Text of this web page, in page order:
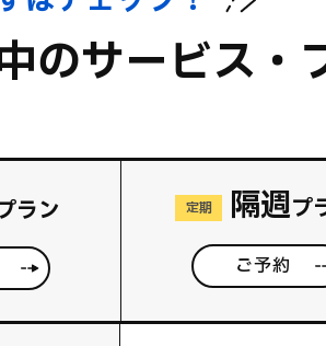
のサービス・
ラン 定期 隔週プ
ご予約